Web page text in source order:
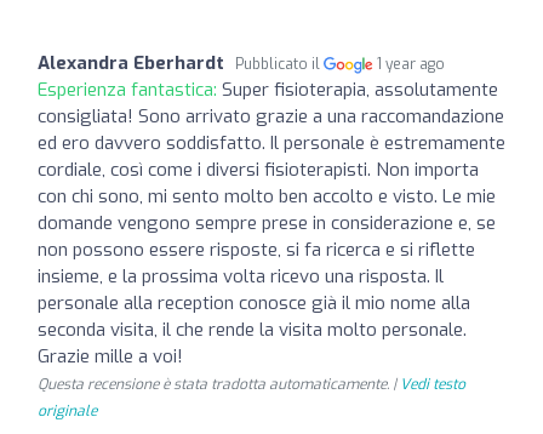
Alexandra Eberhardt Pubblicato il 1 year ago
Esperienza fantastica: Super fisioterapia, assolutamente
consigliata! Sono arrivato grazie a una raccomandazione
ed ero davvero soddisfatto. Il personale è estremamente
cordiale, così come i diversi fisioterapisti. Non importa
con chi sono, mi sento molto ben accolto e visto. Le mie
domande vengono sempre prese in considerazione e, se
non possono essere risposte, si fa ricerca e si riflette
insieme, e la prossima volta ricevo una risposta. Il
personale alla reception conosce già il mio nome alla
seconda visita, il che rende la visita molto personale.
Grazie mille a voi!
Questa recensione è stata tradotta automaticamente. | Vedi testo
originale